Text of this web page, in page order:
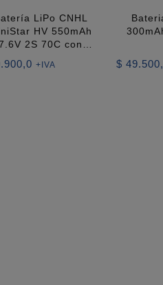
LiPo CNHL
HV 550mAh
2S 70C con
+IVA $